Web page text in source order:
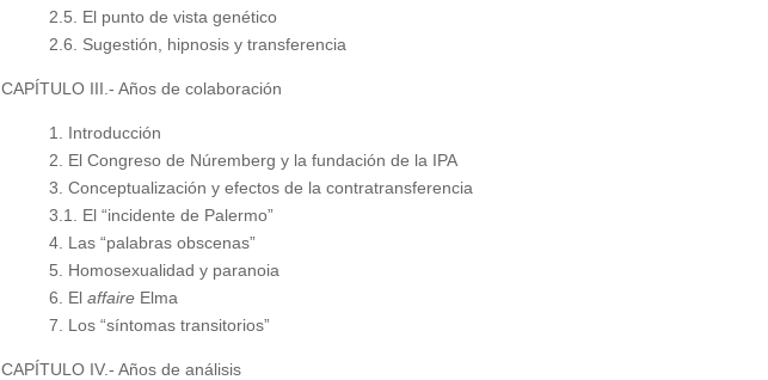
2.5. El punto de vista genético
2.6. Sugestión, hipnosis y transferencia
CAPÍTULO III.- Años de colaboración
1. Introducción
2. El Congreso de Núremberg y la fundación de la IPA
3. Conceptualización y efectos de la contratransferencia
3.1. El “incidente de Palermo”
4. Las “palabras obscenas”
5. Homosexualidad y paranoia
6. El affaireElma
7. Los “síntomas transitorios”
CAPÍTULO IV.- Años de análisis